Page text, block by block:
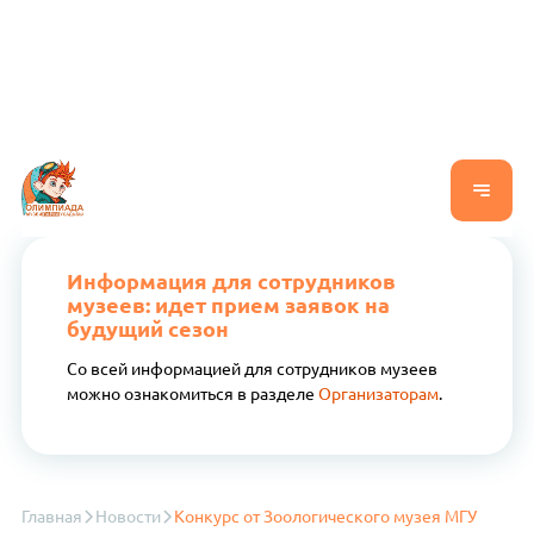
Информация для сотрудников
музеев: идет прием заявок на
будущий сезон
Со всей информацией для сотрудников музеев
можно ознакомиться в разделе Организаторам.
Главная Новости Конкурс от Зоологического музея МГУ